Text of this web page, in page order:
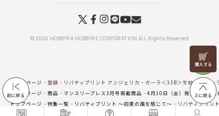
前に戻る
リリヤン
フェア
上に戻る
© 2026 HOBBYRA HOBBYRE CORPORATION ALL Rights Reserved
トップページ 登録
リバティプリント アンジェリカ・ガーラ＜33B＞生地 （ホビ
トップページ
商品 マンスリープレス3月号掲載商品
4月10日（金）発売の新商品
トップページ
特集一覧 リバティプリント ～初夏の風を感じて～
リバティプリン
トップページ
新商品 生地一覧 リバティプリント アンジェリカ・ガーラ＜